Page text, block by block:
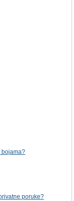
bojama?
poruke?